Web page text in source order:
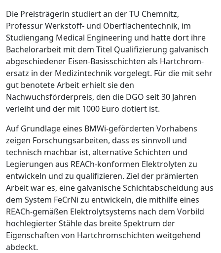
Die Preisträgerin studiert an der TU Chemnitz,
Professur Werkstoff- und Oberflächentechnik, im
Studiengang Medical Engineering und hatte dort ihre
Bachelorarbeit mit dem Titel Qualifizierung galvanisch
abgeschiedener Eisen-Basisschichten als Hartchrom­
ersatz in der Medizintechnikvorgelegt. Für die mitsehr
gut benotete Arbeit erhielt sie den
Nachwuchsförderpreis, den die DGO seit 30 Jahren
verleiht und der mit 1000 Euro dotiert ist.
Auf Grundlage eines BMWi-geförderten Vorhabens
zeigen Forschungsarbeiten, dass es sinnvoll und
technisch machbar ist, alternative Schichten und
Legierungen aus REACh-konformen Elektrolyten zu
entwickeln und zu qualifizieren. Ziel der prämierten
Arbeit war es, eine galvanische Schichtabscheidung aus
dem System FeCrNi zu entwickeln, die mithilfe eines
REACh-gemäßen Elektrolytsystems nach dem Vorbild
hochlegierter Stähle das breite Spektrum der
Eigenschaften von Hartchromschichten weitgehend
abdeckt.